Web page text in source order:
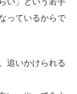
っているからで
追いかけられる